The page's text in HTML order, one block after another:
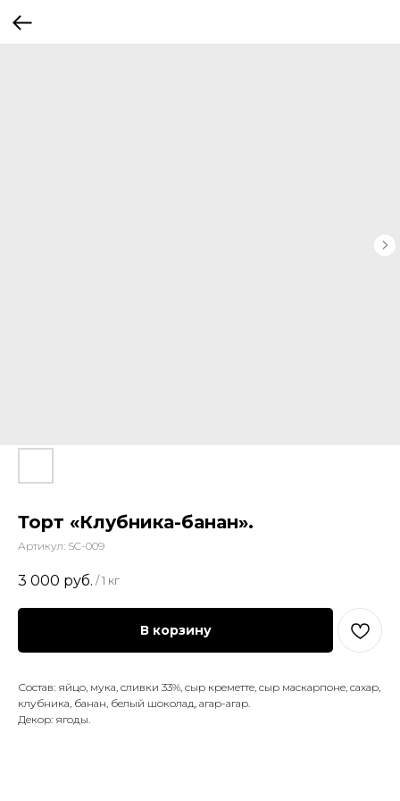
Торт «Клубника-банан».
Артикул: SC-009
3 000 руб. / 1 кг
В корзину
Состав: яйцо, мука, сливки 33%, сыр креметте, сыр маскарпоне, сахар,
клубника, банан, белый шоколад, агар-агар.
Декор: ягоды.